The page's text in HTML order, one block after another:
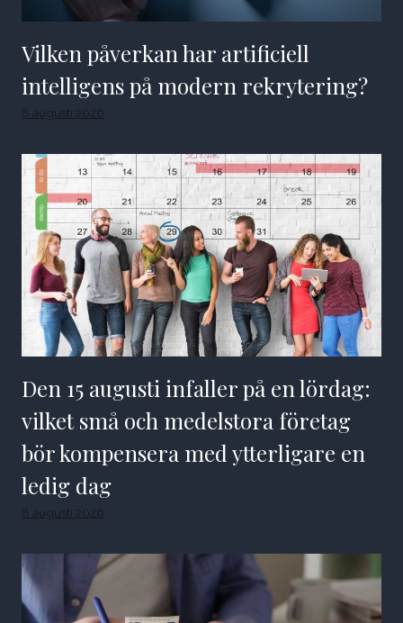
Vilken påverkan har artificiell
intelligens på modern rekrytering?
8 augusti 2026
Den 15 augusti infaller på en lördag:
vilket små och medelstora företag
bör kompensera med ytterligare en
ledig dag
8 augusti 2026